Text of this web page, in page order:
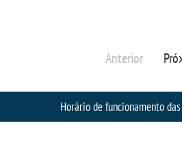
Anterior
Horário de funcionamento